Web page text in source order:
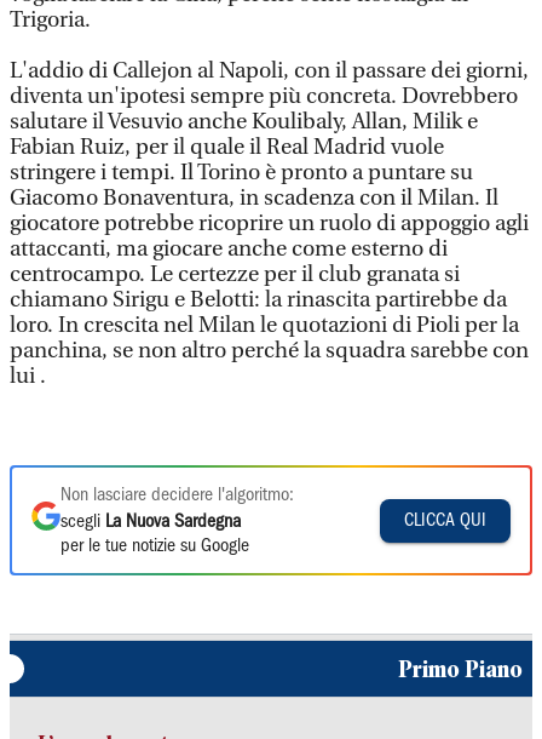
Trigoria.
L'addio di Callejon al Napoli, con il passare dei giorni,
diventa un'ipotesi sempre più concreta. Dovrebbero
salutare il Vesuvio anche Koulibaly, Allan, Milik e
Fabian Ruiz, per il quale il Real Madrid vuole
stringere i tempi. Il Torino è pronto a puntare su
Giacomo Bonaventura, in scadenza con il Milan. Il
giocatore potrebbe ricoprire un ruolo di appoggio agli
attaccanti, ma giocare anche come esterno di
centrocampo. Le certezze per il club granata si
chiamano Sirigu e Belotti: la rinascita partirebbe da
loro. In crescita nel Milan le quotazioni di Pioli per la
panchina, se non altro perché la squadra sarebbe con
lui .
Non lasciare decidere l'algoritmo:
scegli La Nuova Sardegna
per le tue notizie su Google
CLICCA QUI
Primo Piano